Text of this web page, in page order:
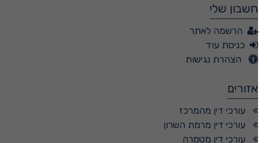
חשבון שלי
הרשמה לאתר
כניסת עוד
הצהרת נגישות
אזורים
עורכי דין מהמרכז
עורכי דין מרמת השרון
עורכי דין מטמרה